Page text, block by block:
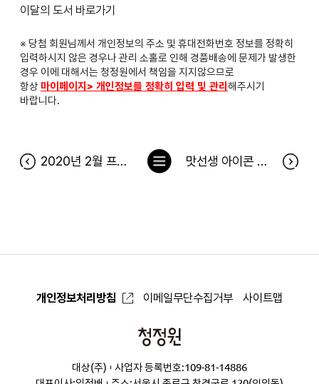
이달의 도서 바로가기
※ 당첨 회원님께서 개인정보의 주소 및 휴대전화번호 정보를 정확히
입력하시지 않은 경우나 관리 소홀로 인해 경품배송에 문제가 발생한
경우 이에 대해서는 청정원에서 책임을 지지않으므로
항상 마이페이지> 개인정보를 정확히 입력 및 관리 해주시기
바랍니다.
2020년 2월 프렌즈 전용딜 당첨자 맛선생 아이콘 찾기 이벤트 당첨자
목
록
개인정보처리방침 이메일무단수집거부 사이트맵
청
원
대상(주)
사업자 등록번호:109-81-14886